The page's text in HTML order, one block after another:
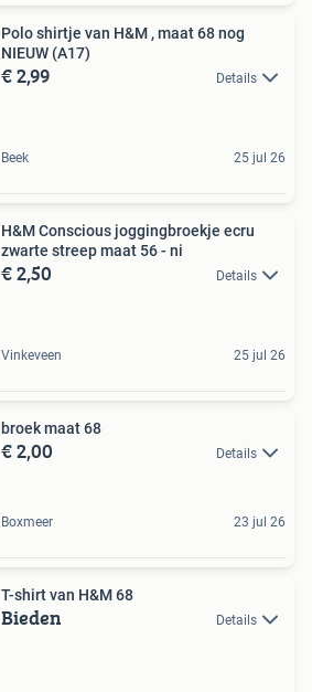
Polo shirtje van H&M , maat 68 nog
NIEUW (A17)
€ 2,99 Details
Beek 25 jul 26
H&M Conscious joggingbroekje ecru
zwarte streep maat 56 - ni
€ 2,50 Details
Vinkeveen 25 jul 26
broek maat 68
€ 2,00 Details
Boxmeer 23 jul 26
T-shirt van H&M 68
Bieden Details